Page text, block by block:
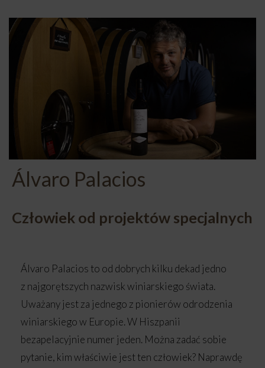
Álvaro Palacios
Człowiek od projektów specjalnych
Álvaro Palacios to od dobrych kilku dekad jedno
z najgorętszych nazwisk winiarskiego świata.
Uważany jest za jednego z pionierów odrodzenia
winiarskiego w Europie. W Hiszpanii
bezapelacyjnie numer jeden. Można zadać sobie
pytanie, kim właściwie jest ten człowiek? Naprawdę